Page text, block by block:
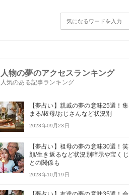
人物の夢のアクセスランキング
人気のある記事ランキング
【夢占い】親戚の夢の意味25選！集
まる/叔母/おじさんなど状況別
2023年09月23日
【夢占い】祖母の夢の意味30選！笑
顔/生き返るなど状況別暗示や宝くじ
との関係も
2023年10月19日